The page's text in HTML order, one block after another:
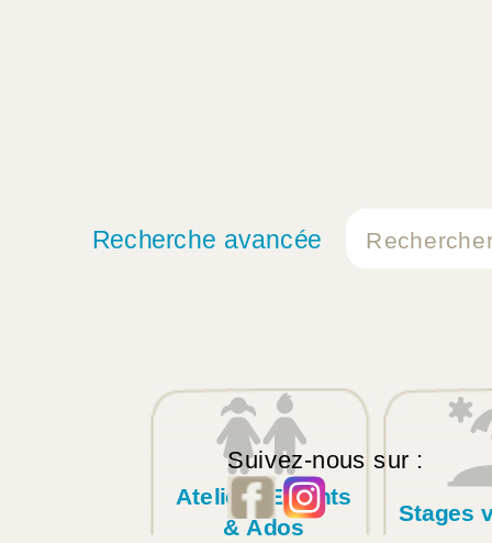
Recherche avancée
Suivez-nous sur :
Ateliers Enfants
& Ados
Stages